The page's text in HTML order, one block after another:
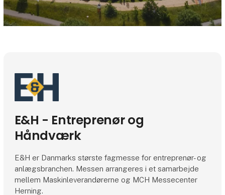
E&H - Entreprenør og
Håndværk
E&H er Danmarks største fagmesse for entreprenør- og
anlægsbranchen. Messen arrangeres i et samarbejde
mellem Maskinleverandørerne og MCH Messecenter
Herning.